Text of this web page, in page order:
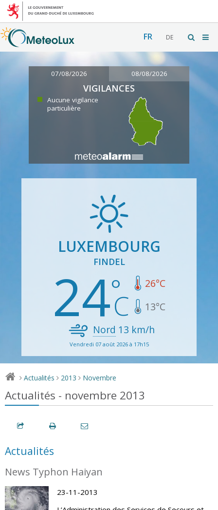
FR DE
07/08/2026 08/08/2026
VIGILANCES
Aucune vigilance
particulière
LUXEMBOURG
FINDEL
24 26°C
13°C
Nord 13 km/h
Vendredi 07 août 2026 à 17h15
> Actualités > 2013 > Novembre
Actualités - novembre 2013
Actualités
News Typhon Haiyan
23-11-2013